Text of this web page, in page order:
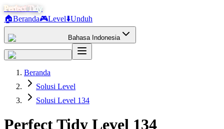
Perfect Tidy
🏠Beranda🎮Level⬇️Unduh
Bahasa Indonesia
Beranda
Solusi Level
Solusi Level 134
Perfect Tidy Level 134